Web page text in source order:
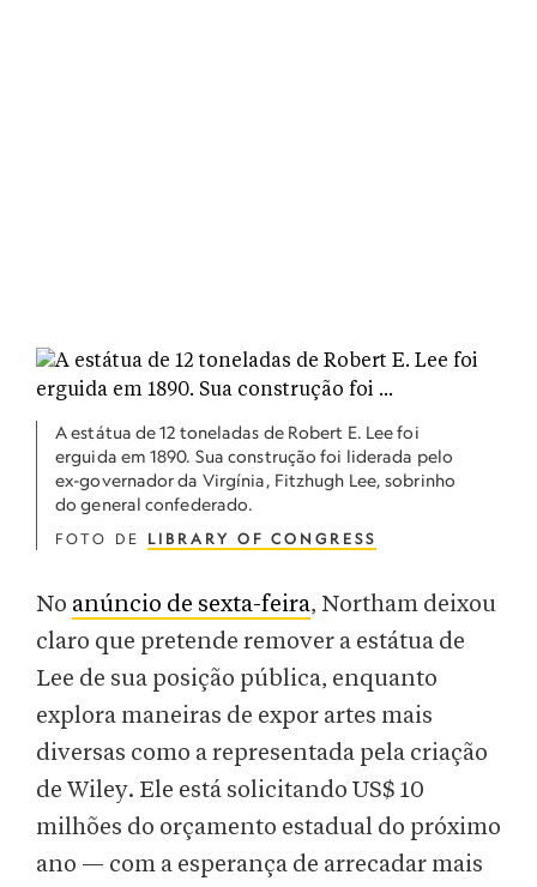
A estátua de 12 toneladas de Robert E. Lee foi
erguida em 1890. Sua construção foi liderada pelo
ex-governador da Virgínia, Fitzhugh Lee, sobrinho
do general confederado.
FOTO DE LIBRARY OF CONGRESS
No anúncio de sexta-feira, Northam deixou
claro que pretende remover a estátua de
Lee de sua posição pública, enquanto
explora maneiras de expor artes mais
diversas como a representada pela criação
de Wiley. Ele está solicitando US$ 10
milhões do orçamento estadual do próximo
ano — com a esperança de arrecadar mais